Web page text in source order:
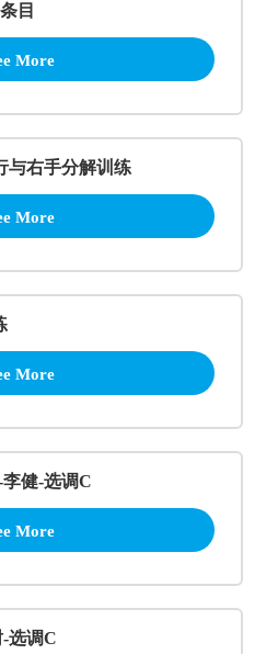
目
More
与右手分解训练
More
More
健-选调C
More
选调C